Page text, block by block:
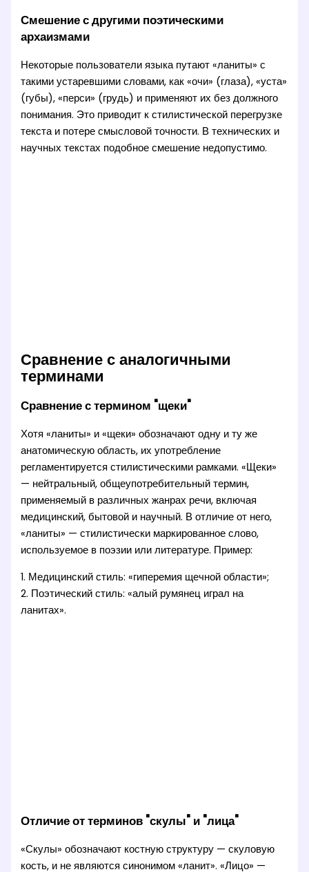
Смешение с другими поэтическими
архаизмами
Некоторые пользователи языка путают «ланиты» с
такими устаревшими словами, как «очи» (глаза), «уста»
(губы), «перси» (грудь) и применяют их без должного
понимания. Это приводит к стилистической перегрузке
текста и потере смысловой точности. В технических и
научных текстах подобное смешение недопустимо.
Сравнение с аналогичными
терминами
Сравнение с термином "щеки"
Хотя «ланиты» и «щеки» обозначают одну и ту же
анатомическую область, их употребление
регламентируется стилистическими рамками. «Щеки»
— нейтральный, общеупотребительный термин,
применяемый в различных жанрах речи, включая
медицинский, бытовой и научный. В отличие от него,
«ланиты» — стилистически маркированное слово,
используемое в поэзии или литературе. Пример:
1. Медицинский стиль: «гиперемия щечной области»;
2. Поэтический стиль: «алый румянец играл на
ланитах».
Отличие от терминов "скулы" и "лица"
«Скулы» обозначают костную структуру — скуловую
кость, и не являются синонимом «ланит». «Лицо» —